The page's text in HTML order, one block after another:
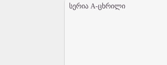
ᲡᲔᲠᲘᲐ A-ᲪᲮᲠᲘᲚᲘ